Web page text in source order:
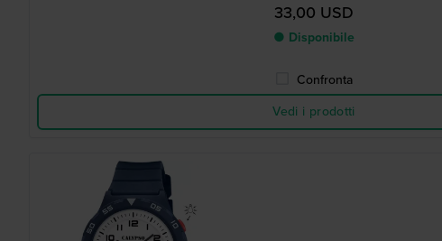
33,00 USD
● Disponibile
Confronta
Vedi i prodotti